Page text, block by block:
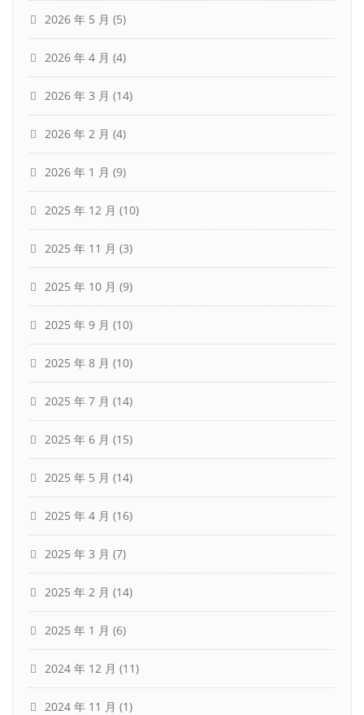
2026 年 5 月 (5)
2026 年 4 月 (4)
2026 年 3 月 (14)
2026 年 2 月 (4)
2026 年 1 月 (9)
2025 年 12 月 (10)
2025 年 11 月 (3)
2025 年 10 月 (9)
2025 年 9 月 (10)
2025 年 8 月 (10)
2025 年 7 月 (14)
2025 年 6 月 (15)
2025 年 5 月 (14)
2025 年 4 月 (16)
2025 年 3 月 (7)
2025 年 2 月 (14)
2025 年 1 月 (6)
2024 年 12 月 (11)
2024 年 11 月 (1)